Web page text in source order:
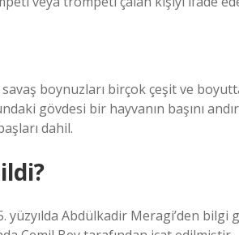
boynuzları birçok çeşit ve
gövdesi bir hayvanın başını
dahil.
yüzyılda Abdülkadir Meragi’den